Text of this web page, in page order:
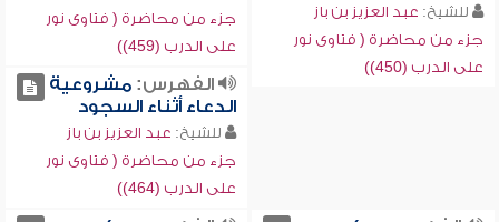
للشيخ: عبد العزيز بن باز
جزء من محاضرة ( فتاوى نور
على الدرب (450))
جزء من محاضرة ( فتاوى نور
على الدرب (459))
الفهرس:مشروعية
الدعاء أثناء السجود
للشيخ: عبد العزيز بن باز
جزء من محاضرة ( فتاوى نور
على الدرب (464))